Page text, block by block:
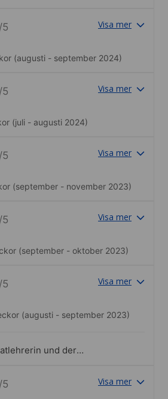
/5 Visa mer
(augusti - september 2024)
/5 Visa mer
(juli - augusti 2024)
/5 Visa mer
(september - november 2023)
/5 Visa mer
(september - oktober 2023)
/5 Visa mer
(augusti - september 2023)
und der
/5 Visa mer